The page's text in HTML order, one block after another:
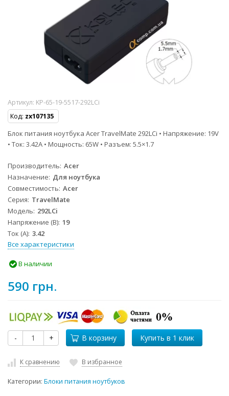
Артикул: KP-65-19-5517-292LCi
Код: zx107135
Блок питания ноутбука Acer TravelMate 292LCi • Напряжение: 19V
• Ток: 3.42A • Мощность: 65W • Разъем: 5.5×1.7
Производитель Acer
Назначение Для ноутбука
Совместимость Acer
Серия TravelMate
Модель 292LCi
Напряжение (В) 19
Ток (А) 3.42
Все характеристики
В наличии
590 грн.
- + В корзину
К сравнению В избранное
Категории: Блоки питания ноутбуков